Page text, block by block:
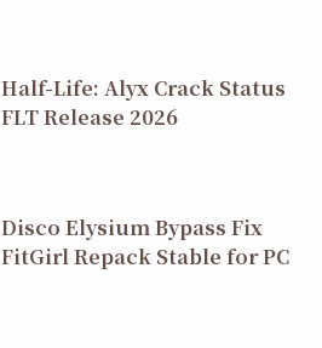
Half-Life: Alyx Crack Status
FLT Release 2026
Disco Elysium Bypass Fix
FitGirl Repack Stable for PC